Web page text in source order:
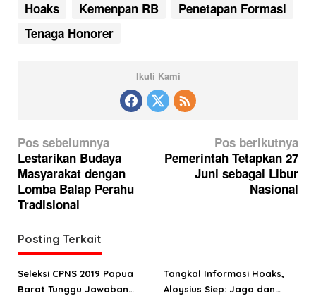
Hoaks Kemenpan RB
Penetapan Formasi
Tenaga Honorer
Ikuti Kami
N
a
v
i
a
s
i
Pos sebelumnya
Lestarikan Budaya
Masyarakat dengan
Lomba Balap Perahu
Tradisional
Pos berikutnya
Pemerintah Tetapkan 27
Juni sebagai Libur
Nasional
Posting Terkait
Seleksi CPNS 2019 Papua
Barat Tunggu Jawaban
Tangkal Informasi Hoaks,
Aloysius Siep: Jaga dan